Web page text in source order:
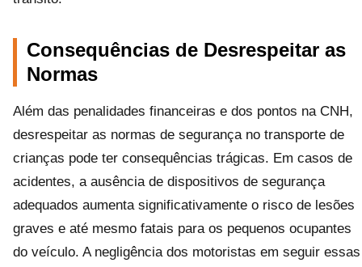
Consequências de Desrespeitar as
Normas
Além das penalidades financeiras e dos pontos na CNH,
desrespeitar as normas de segurança no transporte de
crianças pode ter consequências trágicas. Em casos de
acidentes, a ausência de dispositivos de segurança
adequados aumenta significativamente o risco de lesões
graves e até mesmo fatais para os pequenos ocupantes
do veículo. A negligência dos motoristas em seguir essas